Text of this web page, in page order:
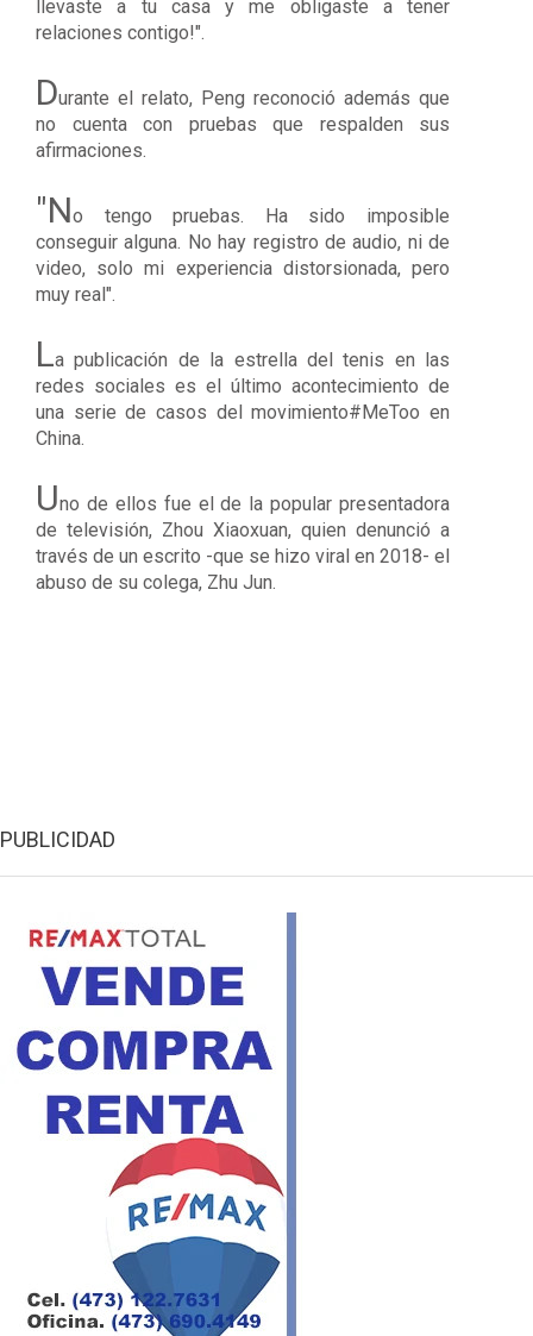
llevaste a tu casa y me obligaste a tener
relaciones contigo!".
Durante el relato, Peng reconoció además que
no cuenta con pruebas que respalden sus
afirmaciones.
"No tengo pruebas. Ha sido imposible
conseguir alguna. No hay registro de audio, ni de
video, solo mi experiencia distorsionada, pero
muy real".
La publicación de la estrella del tenis en las
redes sociales es el último acontecimiento de
una serie de casos del movimiento#MeToo en
China.
Uno de ellos fue el de la popular presentadora
de televisión, Zhou Xiaoxuan, quien denunció a
través de un escrito -que se hizo viral en 2018- el
abuso de su colega, Zhu Jun.
PUBLICIDAD